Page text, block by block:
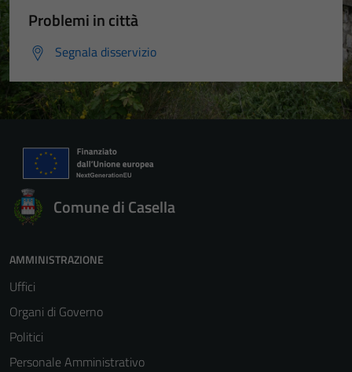
Problemi in città
Segnala disservizio
Comune di Casella
AMMINISTRAZIONE
Uffici
Organi di Governo
Politici
Personale Amministrativo